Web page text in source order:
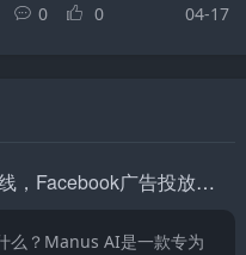
0 0 04-17
Manus AI正式上线，Facebook广告投放进入全自动时代
么？Manus AI是一款专为